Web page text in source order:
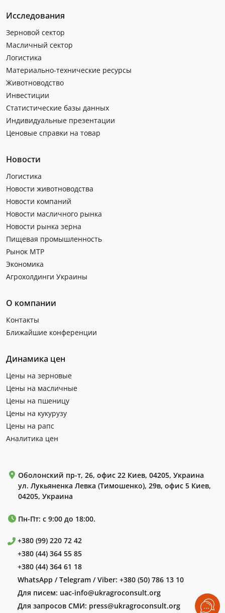
Исследования
Зерновой сектор
Масличный сектор
Логистика
Материально-технические ресурсы
Животноводство
Инвестиции
Статистические базы данных
Индивидуальные презентации
Ценовые справки на товар
Новости
Логистика
Новости животноводства
Новости компаний
Новости масличного рынка
Новости рынка зерна
Пищевая промышленность
Рынок МТР
Экономика
Агрохолдинги Украины
О компании
Контакты
Ближайшие конференции
Динамика цен
Цены на зерновые
Цены на масличные
Цены на пшеницу
Цены на кукурузу
Цены на рапс
Аналитика цен
Оболонский пр-т, 26, офис 22 Киев, 04205, Украина
ул. Лукьяненка Левка (Тимошенко), 29в, офис 5 Киев,
04205, Украина
Пн-Пт: с 9:00 до 18:00.
+380 (99) 220 72 42
+380 (44) 364 55 85
+380 (44) 364 61 18
WhatsApp / Telegram / Viber: +380 (50) 786 13 10
Для писем: uac-info@ukragroconsult.org
Для запросов СМИ: press@ukragroconsult.org